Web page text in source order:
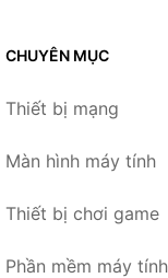
CHUYÊN MỤC
Thiết bị mạng
Màn hình máy tính
Thiết bị chơi game
Phần mềm máy tính